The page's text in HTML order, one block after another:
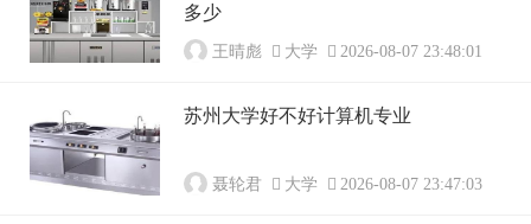
多少
王晴彪 大学 2026-08-07 23:48:01
苏州大学好不好计算机专业
聂轮君 大学 2026-08-07 23:47:03